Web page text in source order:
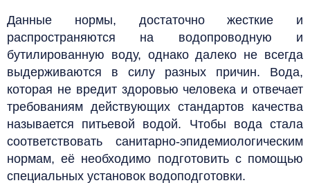
Данные нормы, достаточно жесткие и
распространяются на водопроводную и
бутилированную воду, однако далеко не всегда
выдерживаются в силу разных причин. Вода,
которая не вредит здоровью человека и отвечает
требованиям действующих стандартов качества
называется питьевой водой. Чтобы вода стала
соответствовать санитарно-эпидемиологическим
нормам, её необходимо подготовить с помощью
специальных установок водоподготовки.